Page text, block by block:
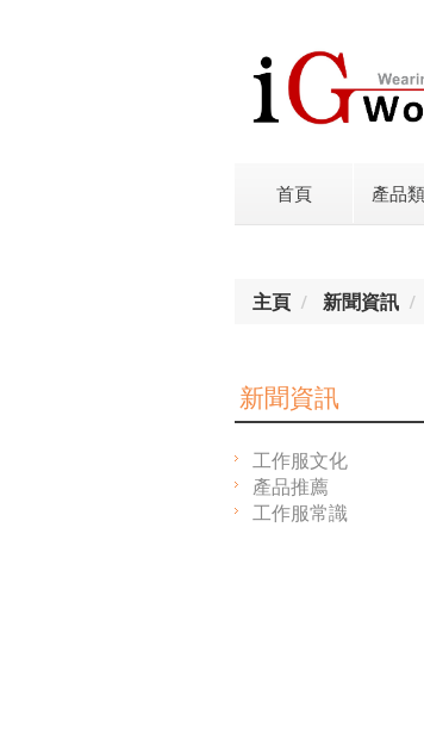
首頁 產品
主頁 新聞資訊
新聞資訊
工作服文化
產品推薦
工作服常識